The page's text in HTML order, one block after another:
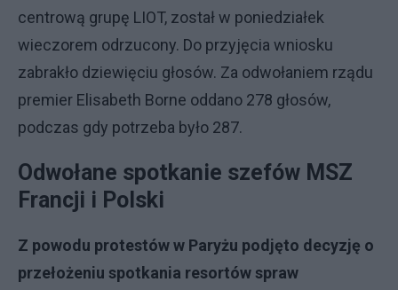
centrową grupę LIOT, został w poniedziałek
wieczorem odrzucony. Do przyjęcia wniosku
zabrakło dziewięciu głosów. Za odwołaniem rządu
premier Elisabeth Borne oddano 278 głosów,
podczas gdy potrzeba było 287.
Odwołane spotkanie szefów MSZ
Francji i Polski
Z powodu protestów w Paryżu podjęto decyzję o
przełożeniu spotkania resortów spraw